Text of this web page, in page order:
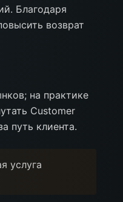
Благодаря
возврат
на практике
Customer
путь клиента.
услуга